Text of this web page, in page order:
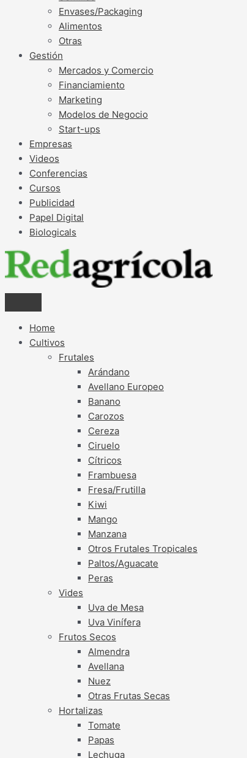
Envases/Packaging
Alimentos
Otras
Gestión
Mercados y Comercio
Financiamiento
Marketing
Modelos de Negocio
Start-ups
Empresas
Videos
Conferencias
Cursos
Publicidad
Papel Digital
Biologicals
Home
Cultivos
Frutales
Arándano
Avellano Europeo
Banano
Carozos
Cereza
Ciruelo
Cítricos
Frambuesa
Fresa/Frutilla
Kiwi
Mango
Manzana
Otros Frutales Tropicales
Paltos/Aguacate
Peras
Vides
Uva de Mesa
Uva Vinífera
Frutos Secos
Almendra
Avellana
Nuez
Otras Frutas Secas
Hortalizas
Tomate
Papas
Lechuga